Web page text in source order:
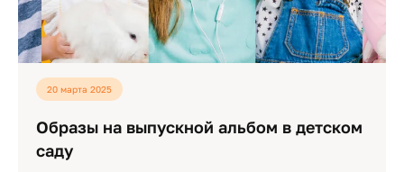
20 марта 2025
Образы на выпускной альбом в детском
саду